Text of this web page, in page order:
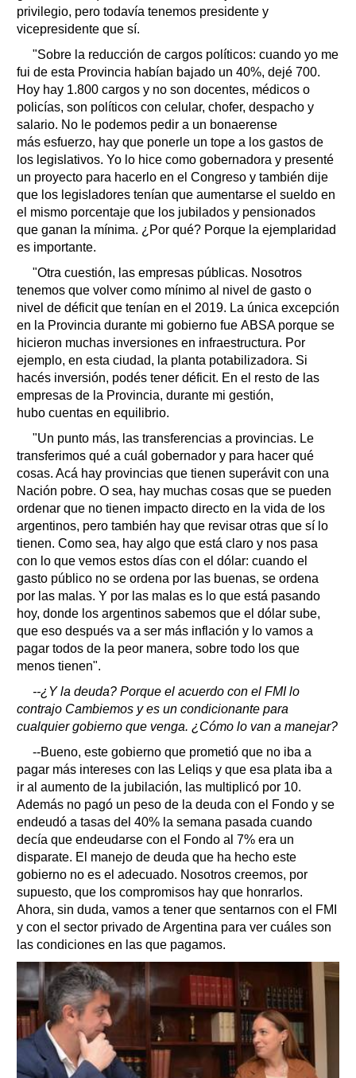
privilegio, pero todavía tenemos presidente y
vicepresidente que sí.
"Sobre la reducción de cargos políticos: cuando yo me
fui de esta Provincia habían bajado un 40%, dejé 700.
Hoy hay 1.800 cargos y no son docentes, médicos o
policías, son políticos con celular, chofer, despacho y
salario. No le podemos pedir a un bonaerense
más esfuerzo, hay que ponerle un tope a los gastos de
los legislativos. Yo lo hice como gobernadora y presenté
un proyecto para hacerlo en el Congreso y también dije
que los legisladores tenían que aumentarse el sueldo en
el mismo porcentaje que los jubilados y pensionados
que ganan la mínima. ¿Por qué? Porque la ejemplaridad
es importante.
"Otra cuestión, las empresas públicas. Nosotros
tenemos que volver como mínimo al nivel de gasto o
nivel de déficit que tenían en el 2019. La única excepción
en la Provincia durante mi gobierno fue ABSA porque se
hicieron muchas inversiones en infraestructura. Por
ejemplo, en esta ciudad, la planta potabilizadora. Si
hacés inversión, podés tener déficit. En el resto de las
empresas de la Provincia, durante mi gestión,
hubo cuentas en equilibrio.
"Un punto más, las transferencias a provincias. Le
transferimos qué a cuál gobernador y para hacer qué
cosas. Acá hay provincias que tienen superávit con una
Nación pobre. O sea, hay muchas cosas que se pueden
ordenar que no tienen impacto directo en la vida de los
argentinos, pero también hay que revisar otras que sí lo
tienen. Como sea, hay algo que está claro y nos pasa
con lo que vemos estos días con el dólar: cuando el
gasto público no se ordena por las buenas, se ordena
por las malas. Y por las malas es lo que está pasando
hoy, donde los argentinos sabemos que el dólar sube,
que eso después va a ser más inflación y lo vamos a
pagar todos de la peor manera, sobre todo los que
menos tienen".
--¿Y la deuda? Porque el acuerdo con el FMI lo
contrajo Cambiemos y es un condicionante para
cualquier gobierno que venga. ¿Cómo lo van a manejar?
--Bueno, este gobierno que prometió que no iba a
pagar más intereses con las Leliqs y que esa plata iba a
ir al aumento de la jubilación, las multiplicó por 10.
Además no pagó un peso de la deuda con el Fondo y se
endeudó a tasas del 40% la semana pasada cuando
decía que endeudarse con el Fondo al 7% era un
disparate. El manejo de deuda que ha hecho este
gobierno no es el adecuado. Nosotros creemos, por
supuesto, que los compromisos hay que honrarlos.
Ahora, sin duda, vamos a tener que sentarnos con el FMI
y con el sector privado de Argentina para ver cuáles son
las condiciones en las que pagamos.